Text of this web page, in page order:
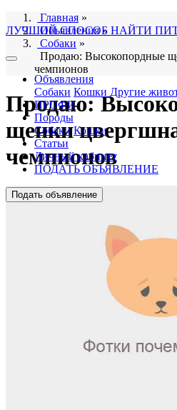
ЛУЧШИЙ СПОСОБ НАЙТИ
Объявления
Собаки Кошки Другие
ПРОФИ
Породы
Собаки Кошки
Статьи
Личный кабинет
ПОДАТЬ ОБЪЯВЛЕНИЕ
Подать объявление
Главная »
Объявления»
Собаки »
Продаю: Высокопордные
чемпионов
Продаю:
щенки
чемпионов